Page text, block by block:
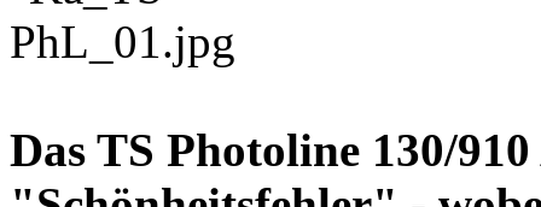
Das TS Photoline 130/